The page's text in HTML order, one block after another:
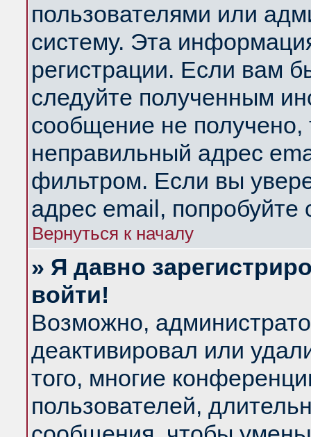
пользователями или
систему. Эта
регистрации. Если вам
следуйте полученным
сообщение не получено,
неправильный адрес
фильтром. Если вы
адрес email, попробуйте
Вернуться к началу
» Я давно
войти!
Возможно,
деактивировал или
того, многие
пользователей,